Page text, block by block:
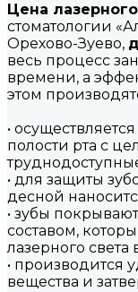
Цена
стоматологии
Орехово-Зуево,
весь процесс
времени, а
этом
•
полости рта с
• для защиты
десной
• зубы
составом,
лазерного света
• производится
вещества и